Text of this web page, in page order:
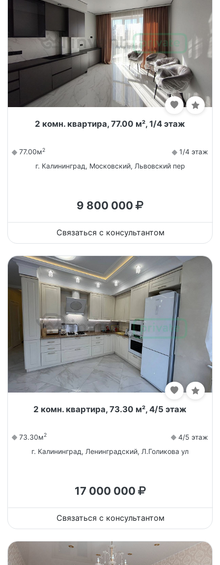
2 комн. квартира, 77.00 м², 1/4 этаж
77.00м2
1/4 этаж
г. Калининград, Московский, Львовский пер
9 800 000
Связаться с консультантом
2 комн. квартира, 73.30 м², 4/5 этаж
73.30м2
4/5 этаж
г. Калининград, Ленинградский, Л.Голикова ул
17 000 000
Связаться с консультантом